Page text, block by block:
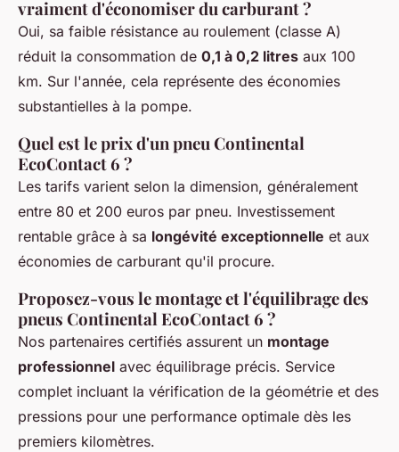
vraiment d'économiser du carburant ?
Oui, sa faible résistance au roulement (classe A)
réduit la consommation de 0,1 à 0,2 litres aux 100
km. Sur l'année, cela représente des économies
substantielles à la pompe.
Quel est le prix d'un pneu Continental
EcoContact 6 ?
Les tarifs varient selon la dimension, généralement
entre 80 et 200 euros par pneu. Investissement
rentable grâce à sa longévité exceptionnelle et aux
économies de carburant qu'il procure.
Proposez-vous le montage et l'équilibrage des
pneus Continental EcoContact 6 ?
Nos partenaires certifiés assurent un montage
professionnel avec équilibrage précis. Service
complet incluant la vérification de la géométrie et des
pressions pour une performance optimale dès les
premiers kilomètres.